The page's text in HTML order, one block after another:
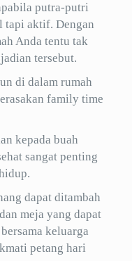
putra-putri
tapi aktif. Dengan
Anda tentu tak
tersebut.
di dalam rumah
family time
kepada buah
sangat penting
dapat ditambah
meja yang dapat
keluarga
petang hari